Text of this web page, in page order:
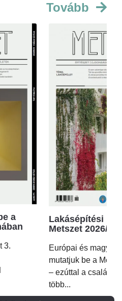
Tovább
a
3.
Lakásépítési
Metszet 2026/2.
Európai és magyar
mutatjuk be a
– ezúttal a családi
több...